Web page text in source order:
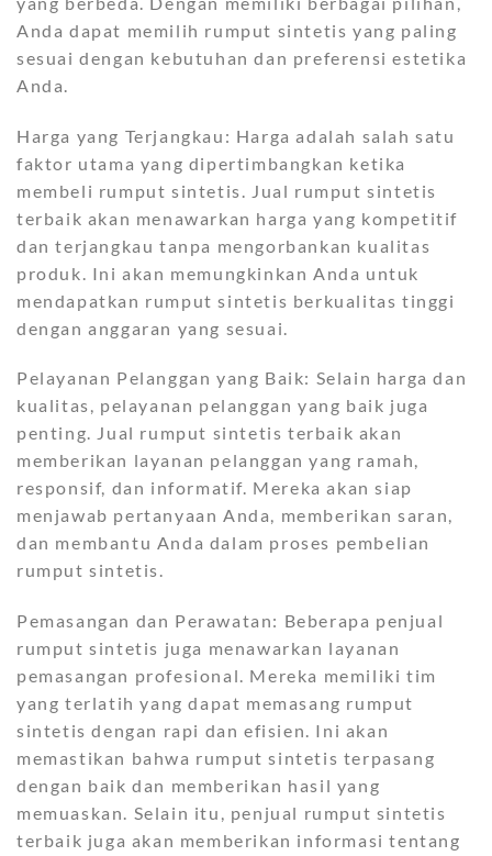
Anda dapat memilih rumput sintetis yang paling
sesuai dengan kebutuhan dan preferensi estetika
Anda.
Harga yang Terjangkau: Harga adalah salah satu
faktor utama yang dipertimbangkan ketika
membeli rumput sintetis. Jual rumput sintetis
terbaik akan menawarkan harga yang kompetitif
dan terjangkau tanpa mengorbankan kualitas
produk. Ini akan memungkinkan Anda untuk
mendapatkan rumput sintetis berkualitas tinggi
dengan anggaran yang sesuai.
Pelayanan Pelanggan yang Baik: Selain harga dan
kualitas, pelayanan pelanggan yang baik juga
penting. Jual rumput sintetis terbaik akan
memberikan layanan pelanggan yang ramah,
responsif, dan informatif. Mereka akan siap
menjawab pertanyaan Anda, memberikan saran,
dan membantu Anda dalam proses pembelian
rumput sintetis.
Pemasangan dan Perawatan: Beberapa penjual
rumput sintetis juga menawarkan layanan
pemasangan profesional. Mereka memiliki tim
yang terlatih yang dapat memasang rumput
sintetis dengan rapi dan efisien. Ini akan
memastikan bahwa rumput sintetis terpasang
dengan baik dan memberikan hasil yang
memuaskan. Selain itu, penjual rumput sintetis
terbaik juga akan memberikan informasi tentang